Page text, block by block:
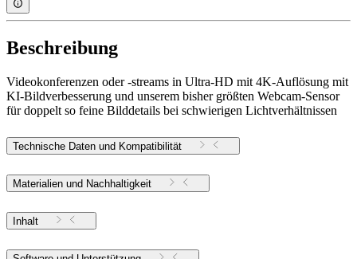
Beschreibung
Videokonferenzen oder -streams in Ultra-HD mit 4K-Auflösung mit
KI-Bildverbesserung und unserem bisher größten Webcam-Sensor
für doppelt so feine Bilddetails bei schwierigen Lichtverhältnissen
Technische Daten und Kompatibilität
Materialien und Nachhaltigkeit
Inhalt